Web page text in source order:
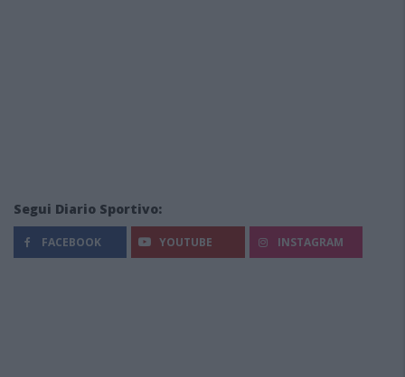
Segui Diario Sportivo:
FACEBOOK YOUTUBE INSTAGRAM